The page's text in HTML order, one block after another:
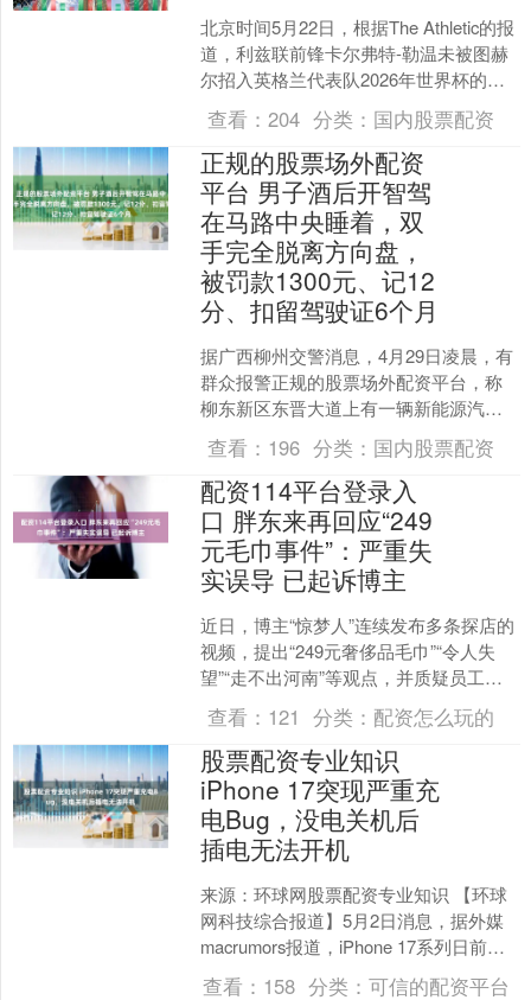
北京时间5月22日，根据The Athletic的报
道，利兹联前锋卡尔弗特-勒温未被图赫
尔招入英格兰代表队2026年世界杯的大
名单中。 现年29岁的卡尔弗特-勒....
查看： 204 分类： 国内股票配资
正规的股票场外配资
平台 男子酒后开智驾
在马路中央睡着，双
手完全脱离方向盘，
被罚款1300元、记12
分、扣留驾驶证6个月
据广西柳州交警消息，4月29日凌晨，有
群众报警正规的股票场外配资平台，称
柳东新区东晋大道上有一辆新能源汽车
长时间停在道路中央，情况不明，存在
交通安全隐患。 接到....
查看： 196 分类： 国内股票配资
配资114平台登录入
口 胖东来再回应“249
元毛巾事件”：严重失
实误导 已起诉博主
近日，博主“惊梦人”连续发布多条探店的
视频，提出“249元奢侈品毛巾”“令人失
望”“走不出河南”等观点，并质疑员工真
实工资，引发网友热议。 博主“惊梦人”发
布的....
查看： 121 分类： 配资怎么玩的
股票配资专业知识
iPhone 17突现严重充
电Bug，没电关机后
插电无法开机
来源：环球网股票配资专业知识 【环球
网科技综合报道】5月2日消息，据外媒
macrumors报道，iPhone 17系列日前全
系曝出系统性充电故障，不少用户反映
查看： 158 分类： 可信的配资平台